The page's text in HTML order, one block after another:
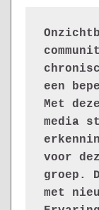
een
Met
media
voor
groep.
met